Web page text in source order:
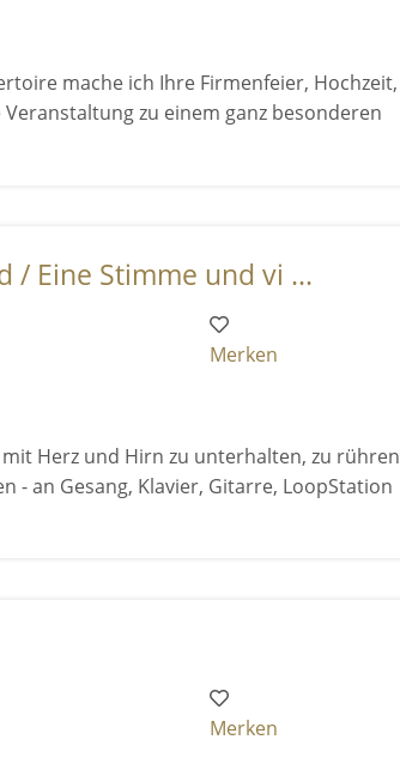
mache ich Ihre Firmenfeier, Hochzeit,
zu einem ganz besonderen
/ Eine Stimme und vi ...
Merken
mit Herz und Hirn zu unterhalten, zu rühren
- an Gesang, Klavier, Gitarre, LoopStation
Merken